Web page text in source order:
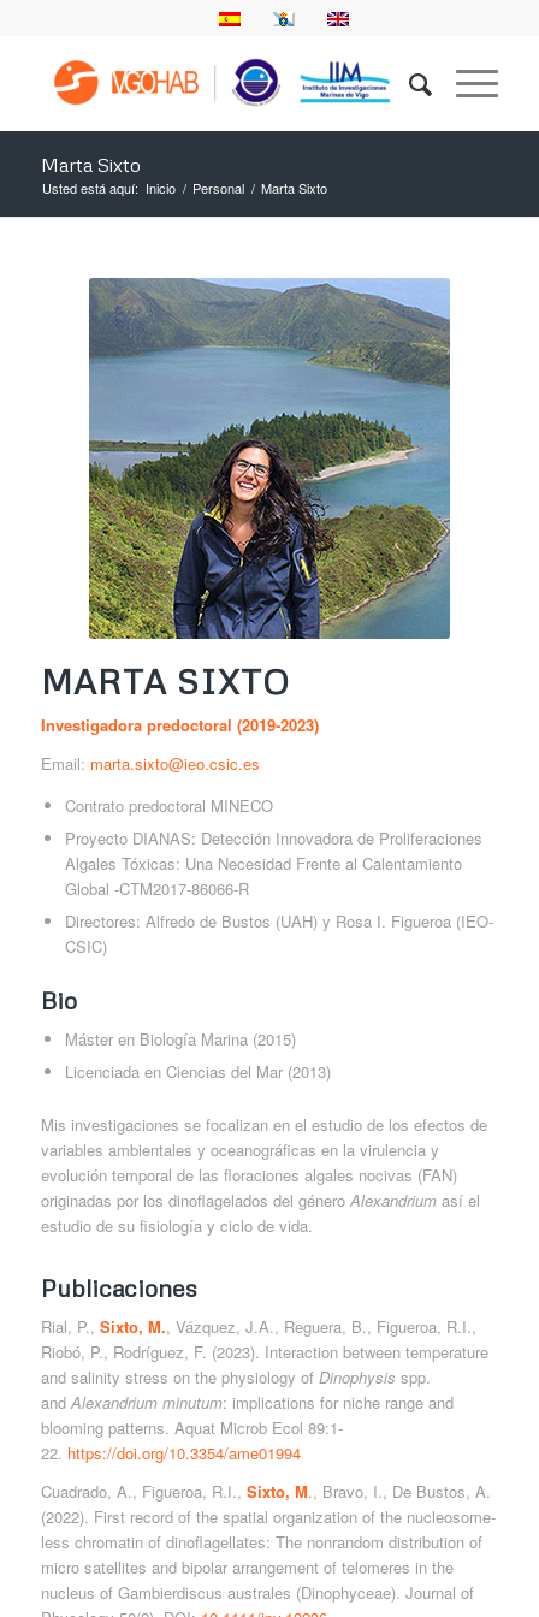
Marta Sixto
Usted está aquí: Inicio / Personal / Marta Sixto
MARTA SIXTO
Investigadora predoctoral (2019-2023)
Email: marta.sixto@ieo.csic.es
Contrato predoctoral MINECO
Proyecto DIANAS: Detección Innovadora de Proliferaciones
Algales Tóxicas: Una Necesidad Frente al Calentamiento
Global -CTM2017-86066-R
Directores: Alfredo de Bustos (UAH) y Rosa I. Figueroa (IEO-
CSIC)
Bio
Máster en Biología Marina (2015)
Licenciada en Ciencias del Mar (2013)
Mis investigaciones se focalizan en el estudio de los efectos de
variables ambientales y oceanográficas en la virulencia y
evolución temporal de las floraciones algales nocivas (FAN)
originadas por los dinoflagelados del género Alexandriumasí el
estudio de su fisiología y ciclo de vida.
Publicaciones
Rial, P., Sixto, M., Vázquez, J.A., Reguera, B., Figueroa, R.I.,
Riobó, P., Rodríguez, F. (2023). Interaction between temperature
and salinity stress on the physiology of Dinophysis spp.
and Alexandrium minutum: implications for niche range and
blooming patterns. Aquat Microb Ecol 89:1-
22. https://doi.org/10.3354/ame01994
Cuadrado, A., Figueroa, R.I., Sixto, M., Bravo, I., De Bustos, A.
(2022). First record of the spatial organization of the nucleosome-
less chromatin of dinoflagellates: The nonrandom distribution of
micro satellites and bipolar arrangement of telomeres in the
nucleus of Gambierdiscus australes (Dinophyceae). Journal of